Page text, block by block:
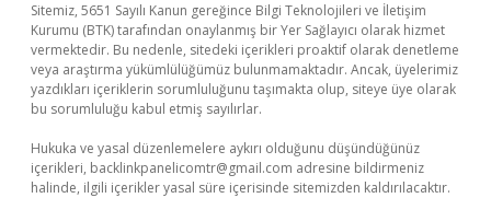
Sitemiz, 5651 Sayılı Kanun gereğince Bilgi Teknolojileri ve İletişim
Kurumu (BTK) tarafından onaylanmış bir Yer Sağlayıcı olarak hizmet
vermektedir. Bu nedenle, sitedeki içerikleri proaktif olarak denetleme
veya araştırma yükümlülüğümüz bulunmamaktadır. Ancak, üyelerimiz
yazdıkları içeriklerin sorumluluğunu taşımakta olup, siteye üye olarak
bu sorumluluğu kabul etmiş sayılırlar.
Hukuka ve yasal düzenlemelere aykırı olduğunu düşündüğünüz
içerikleri, backlinkpanelicomtr@gmail.com adresine bildirmeniz
halinde, ilgili içerikler yasal süre içerisinde sitemizden kaldırılacaktır.